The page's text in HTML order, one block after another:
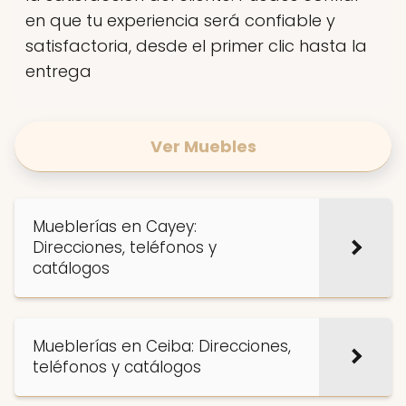
en que tu experiencia será confiable y
satisfactoria, desde el primer clic hasta la
entrega
Ver Muebles
Mueblerías en Cayey:
Direcciones, teléfonos y
catálogos
Mueblerías en Ceiba: Direcciones,
teléfonos y catálogos